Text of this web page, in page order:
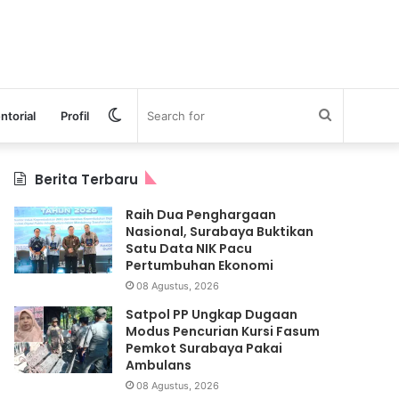
Profil Search
Switch
skin
Berita Terbaru
Raih Dua Penghargaan
Nasional, Surabaya Buktikan
Satu Data NIK Pacu
Pertumbuhan Ekonomi
08 Agustus, 2026
Satpol PP Ungkap Dugaan
Modus Pencurian Kursi Fasum
Pemkot Surabaya Pakai
Ambulans
08 Agustus, 2026